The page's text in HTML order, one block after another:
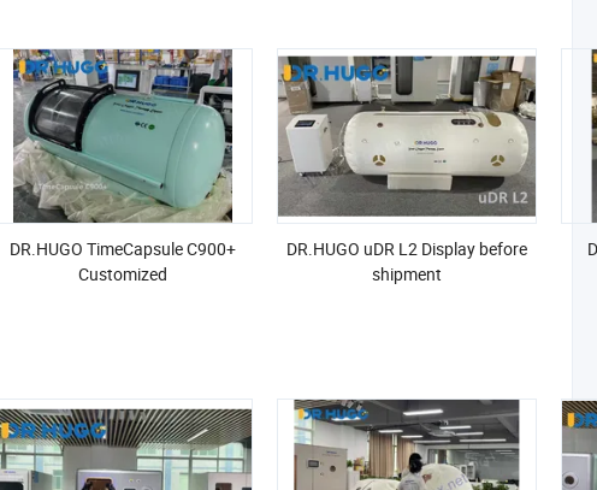
DR.HUGO TimeCapsule C900+
Customized
DR.HUGO uDR L2 Display before
shipment